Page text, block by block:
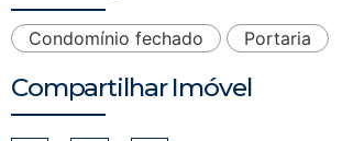
Condomínio fechado Portaria
Compartilhar Imóvel